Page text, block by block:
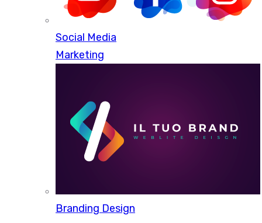
Social Media
Marketing
Branding Design
ecommerce PRO.